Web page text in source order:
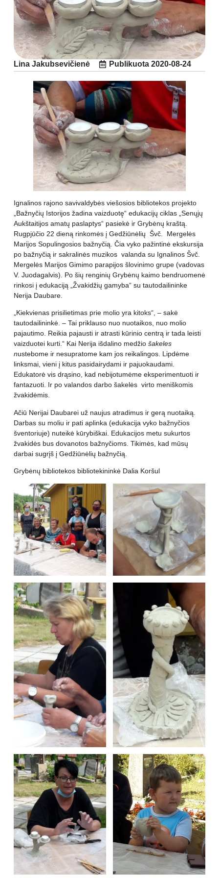
Lina Jakubsevičienė Publikuota 2020-08-24
Ignalinos rajono savivaldybės viešosios bibliotekos projekto
„Bažnyčių Istorijos žadina vaizduotę“ edukacijų ciklas „Senųjų
Aukštaitijos amatų paslaptys“ pasiekė ir Grybėnų kraštą.
Rugpjūčio 22 dieną rinkomės į Gedžiūnėlių Švč. Mergelės
Marijos Sopulingosios bažnyčią. Čia vyko pažintinė ekskursija
po bažnyčią ir sakralinės muzikos valanda su Ignalinos Švč.
Mergelės Marijos Gimimo parapijos šlovinimo grupe (vadovas
V. Juodagalvis). Po šių renginių Grybėnų kaimo bendruomenė
rinkosi į edukaciją „Žvakidžių gamyba“ su tautodailininke
Nerija Daubare.
„Kiekvienas prisilietimas prie molio yra kitoks“, – sakė
tautodailininkė. – Tai priklauso nuo nuotaikos, nuo molio
pajautimo. Reikia pajausti ir atrasti kūrinio centrą ir tada leisti
vaizduotei kurti.“ Kai Nerija išdalino medžio šakeles
nustebome ir nesupratome kam jos reikalingos. Lipdėme
linksmai, vieni į kitus pasidairydami ir pajuokaudami.
Edukatorė vis drąsino, kad nebijotumėme eksperimentuoti ir
fantazuoti. Ir po valandos darbo šakelės virto meniškomis
žvakidėmis.
Ačiū Nerijai Daubarei už naujus atradimus ir gerą nuotaiką.
Darbas su moliu ir pati aplinka (edukacija vyko bažnyčios
šventoriuje) nuteikė kūrybiškai. Edukacijos metu sukurtos
žvakidės bus dovanotos bažnyčioms. Tikimės, kad mūsų
darbai sugrįš į Gedžiūnėlių bažnyčią.
Grybėnų bibliotekos bibliotekininkė Dalia Koršul